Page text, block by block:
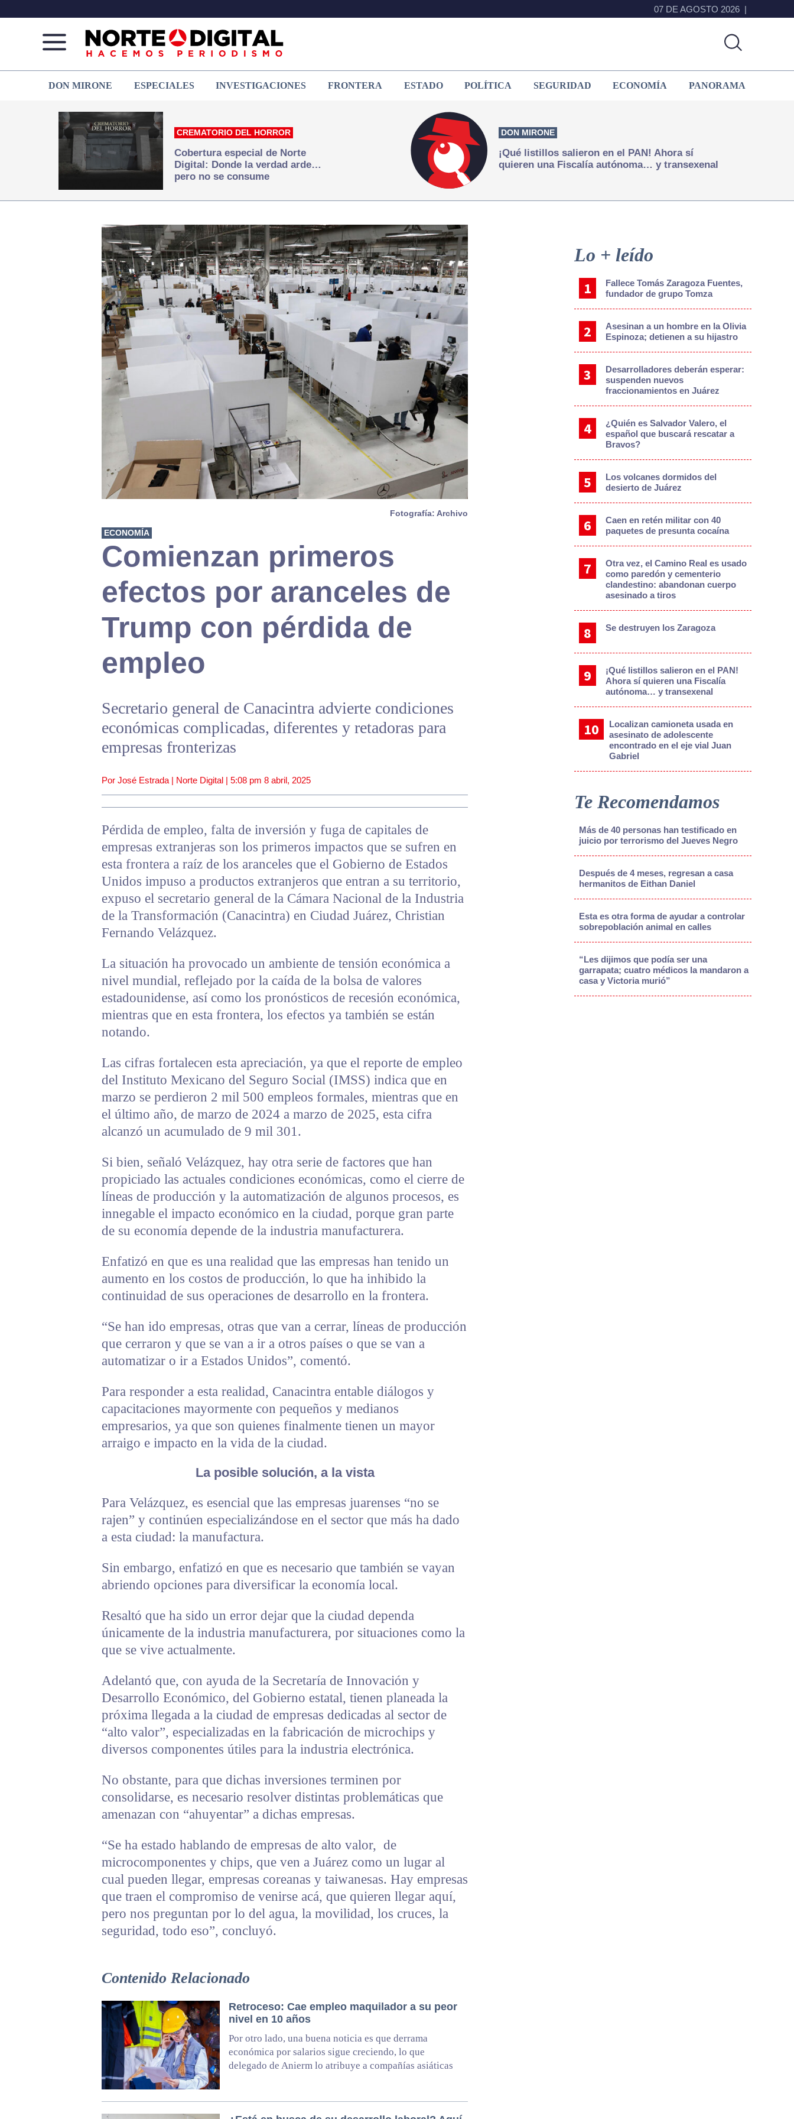
07 DE AGOSTO 2026
de
Juárez
que
hacemos periodismo
DON MIRONE ESPECIALES INVESTIGACIONES FRONTERA ESTADO POLÍTICA SEGURIDAD ECONOMÍA PANORAMA
CREMATORIO DEL HORROR
Cobertura especial de Norte
Digital: Donde la verdad arde…
pero no se consume
DON MIRONE
¡Qué listillos salieron en el PAN! Ahora sí
quieren una Fiscalía autónoma… y transexenal
Fotografía: Archivo
ECONOMÍA
Comienzan primeros
efectos por aranceles de
Trump con pérdida de
empleo
Secretario general de Canacintra advierte condiciones
económicas complicadas, diferentes y retadoras para
empresas fronterizas
Por José Estrada | Norte Digital | 5:08 pm 8 abril, 2025
Pérdida de empleo, falta de inversión y fuga de capitales de
empresas extranjeras son los primeros impactos que se sufren en
esta frontera a raíz de los aranceles que el Gobierno de Estados
Unidos impuso a productos extranjeros que entran a su territorio,
expuso el secretario general de la Cámara Nacional de la Industria
de la Transformación (Canacintra) en Ciudad Juárez, Christian
Fernando Velázquez.
La situación ha provocado un ambiente de tensión económica a
nivel mundial, reflejado por la caída de la bolsa de valores
estadounidense, así como los pronósticos de recesión económica,
mientras que en esta frontera, los efectos ya también se están
notando.
Las cifras fortalecen esta apreciación, ya que el reporte de empleo
del Instituto Mexicano del Seguro Social (IMSS) indica que en
marzo se perdieron 2 mil 500 empleos formales, mientras que en
el último año, de marzo de 2024 a marzo de 2025, esta cifra
alcanzó un acumulado de 9 mil 301.
Si bien, señaló Velázquez, hay otra serie de factores que han
propiciado las actuales condiciones económicas, como el cierre de
líneas de producción y la automatización de algunos procesos, es
innegable el impacto económico en la ciudad, porque gran parte
de su economía depende de la industria manufacturera.
Enfatizó en que es una realidad que las empresas han tenido un
aumento en los costos de producción, lo que ha inhibido la
continuidad de sus operaciones de desarrollo en la frontera.
“Se han ido empresas, otras que van a cerrar, líneas de producción
que cerraron y que se van a ir a otros países o que se van a
automatizar o ir a Estados Unidos”, comentó.
Para responder a esta realidad, Canacintra entable diálogos y
capacitaciones mayormente con pequeños y medianos
empresarios, ya que son quienes finalmente tienen un mayor
arraigo e impacto en la vida de la ciudad.
La posible solución, a la vista
Para Velázquez, es esencial que las empresas juarenses “no se
rajen” y continúen especializándose en el sector que más ha dado
a esta ciudad: la manufactura.
Sin embargo, enfatizó en que es necesario que también se vayan
abriendo opciones para diversificar la economía local.
Resaltó que ha sido un error dejar que la ciudad dependa
únicamente de la industria manufacturera, por situaciones como la
que se vive actualmente.
Adelantó que, con ayuda de la Secretaría de Innovación y
Desarrollo Económico, del Gobierno estatal, tienen planeada la
próxima llegada a la ciudad de empresas dedicadas al sector de
“alto valor”, especializadas en la fabricación de microchips y
diversos componentes útiles para la industria electrónica.
No obstante, para que dichas inversiones terminen por
consolidarse, es necesario resolver distintas problemáticas que
amenazan con “ahuyentar” a dichas empresas.
“Se ha estado hablando de empresas de alto valor, de
microcomponentes y chips, que ven a Juárez como un lugar al
cual pueden llegar, empresas coreanas y taiwanesas. Hay empresas
que traen el compromiso de venirse acá, que quieren llegar aquí,
pero nos preguntan por lo del agua, la movilidad, los cruces, la
seguridad, todo eso”, concluyó.
Contenido Relacionado
Retroceso: Cae empleo maquilador a su peor
nivel en 10 años
Por otro lado, una buena noticia es que derrama
económica por salarios sigue creciendo, lo que
delegado de Anierm lo atribuye a compañías asiáticas
Sidebar
Lo + leído
Fallece Tomás Zaragoza Fuentes,
fundador de grupo Tomza
Asesinan a un hombre en la Olivia
Espinoza; detienen a su hijastro
Desarrolladores deberán esperar:
suspenden nuevos
fraccionamientos en Juárez
¿Quién es Salvador Valero, el
español que buscará rescatar a
Bravos?
Los volcanes dormidos del
desierto de Juárez
Caen en retén militar con 40
paquetes de presunta cocaína
Otra vez, el Camino Real es usado
como paredón y cementerio
clandestino: abandonan cuerpo
asesinado a tiros
Se destruyen los Zaragoza
¡Qué listillos salieron en el PAN!
Ahora sí quieren una Fiscalía
autónoma… y transexenal
Localizan camioneta usada en
asesinato de adolescente
encontrado en el eje vial Juan
Gabriel
Te Recomendamos
Más de 40 personas han testificado en
juicio por terrorismo del Jueves Negro
Después de 4 meses, regresan a casa
hermanitos de Eithan Daniel
Esta es otra forma de ayudar a controlar
sobrepoblación animal en calles
“Les dijimos que podía ser una
garrapata; cuatro médicos la mandaron a
casa y Victoria murió”